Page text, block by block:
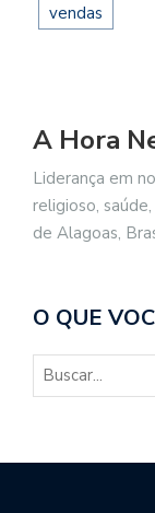
vendas
A Hora
Liderança em
religioso,
de Alagoas,
O QUE